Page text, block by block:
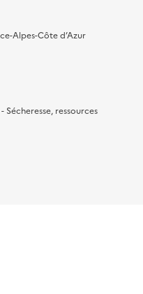
Alpes-Côte d’Azur
ressources